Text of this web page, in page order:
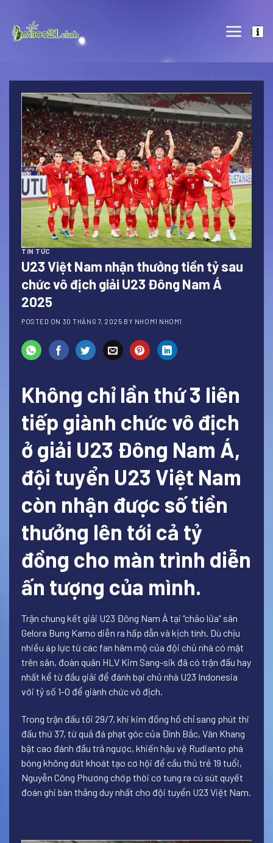
content
TIN TỨC
U23 Việt Nam nhận thưởng tiền tỷ sau
chức vô địch giải U23 Đông Nam Á
2025
POSTED ON 30 THÁNG 7, 2025 BY NHOM1 NHOM1
Không chỉ lần thứ 3 liên
tiếp giành chức vô địch
ở giải U23 Đông Nam Á,
đội tuyển U23 Việt Nam
còn nhận được số tiền
thưởng lên tới cả tỷ
đồng cho màn trình diễn
ấn tượng của mình.
Trận chung kết giải U23 Đông Nam Á tại “chảo lửa” sân
Gelora Bung Karno diễn ra hấp dẫn và kịch tính. Dù chịu
nhiều áp lực từ các fan hâm mộ của đội chủ nhà có mặt
trên sân, đoàn quân HLV Kim Sang-sik đã có trận đấu hay
nhất kể từ đầu giải để đánh bại chủ nhà U23 Indonesia
với tỷ số 1-0 để giành chức vô địch.
Trong trận đấu tối 29/7, khi kim đồng hồ chỉ sang phút thi
đấu thứ 37, từ quả đá phạt góc của Đình Bắc, Văn Khang
bật cao đánh đầu trả ngược, khiến hậu vệ Rudianto phá
bóng không dứt khoát tạo cơ hội để cầu thủ trẻ 19 tuổi,
Nguyễn Công Phương chớp thời cơ tung ra cú sút quyết
đoán ghi bàn thắng duy nhất cho đội tuyển U23 Việt Nam.